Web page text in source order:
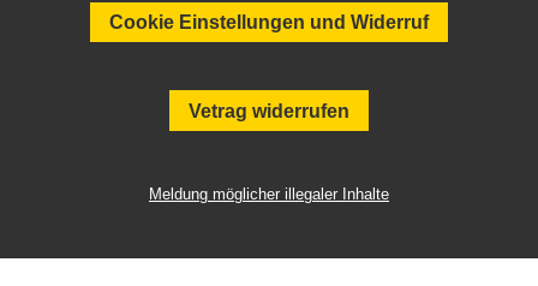
Cookie Einstellungen und Widerruf
Vetrag widerrufen
Meldung möglicher illegaler Inhalte